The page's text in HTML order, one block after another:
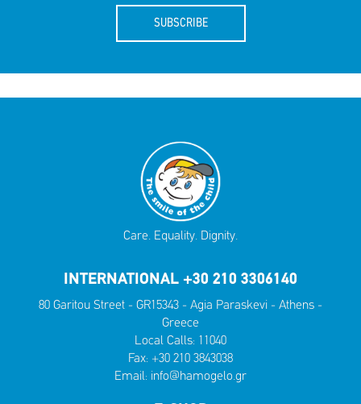
SUBSCRIBE
Care. Equality. Dignity.
INTERNATIONAL +30 210 3306140
80 Garitou Street - GR15343 - Agia Paraskevi - Athens -
Greece
Local Calls: 11040
Fax: +30 210 3843038
Email: info@hamogelo.gr